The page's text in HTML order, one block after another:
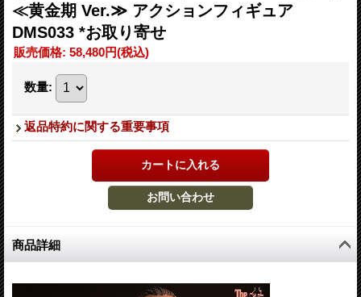
≪黄金期 Ver.≫ アクションフィギュア
DMS033 *お取り寄せ
販売価格: 58,480円(税込)
数量:
返品特約に関する重要事項
商品詳細